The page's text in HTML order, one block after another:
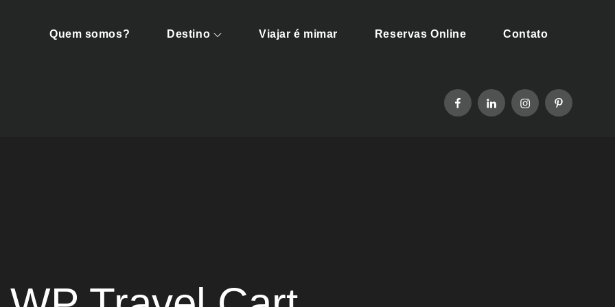
Quem somos? Destino Viajar é mimar Reservas Online Contato
facebooklinkedininstagrampinterest